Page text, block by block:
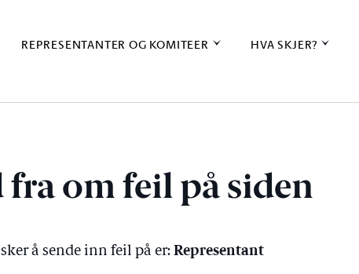
REPRESENTANTER OG KOMITEER HVA SKJER?
fra om feil på siden
å sende inn feil på er:Representant